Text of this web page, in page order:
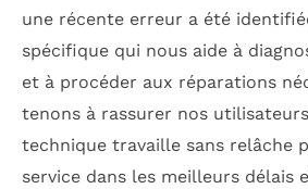
une récente erreur a été
spécifique qui nous aide à
et à procéder aux réparations
tenons à rassurer nos
technique travaille sans relâche
service dans les meilleurs délais